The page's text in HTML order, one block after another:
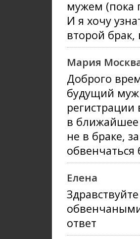
мужем (пока
И я хочу
второй брак,
Мария
Доброго
будущий муж
в
не в браке,
обвенчаться
Елена
ответ